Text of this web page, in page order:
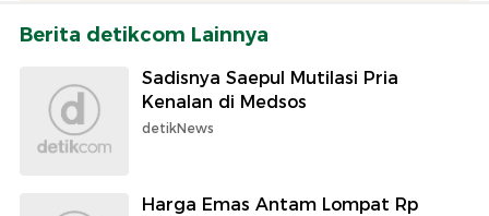
Berita detikcom Lainnya
Sadisnya Saepul Mutilasi Pria
Kenalan di Medsos
detikNews
Harga Emas Antam Lompat Rp